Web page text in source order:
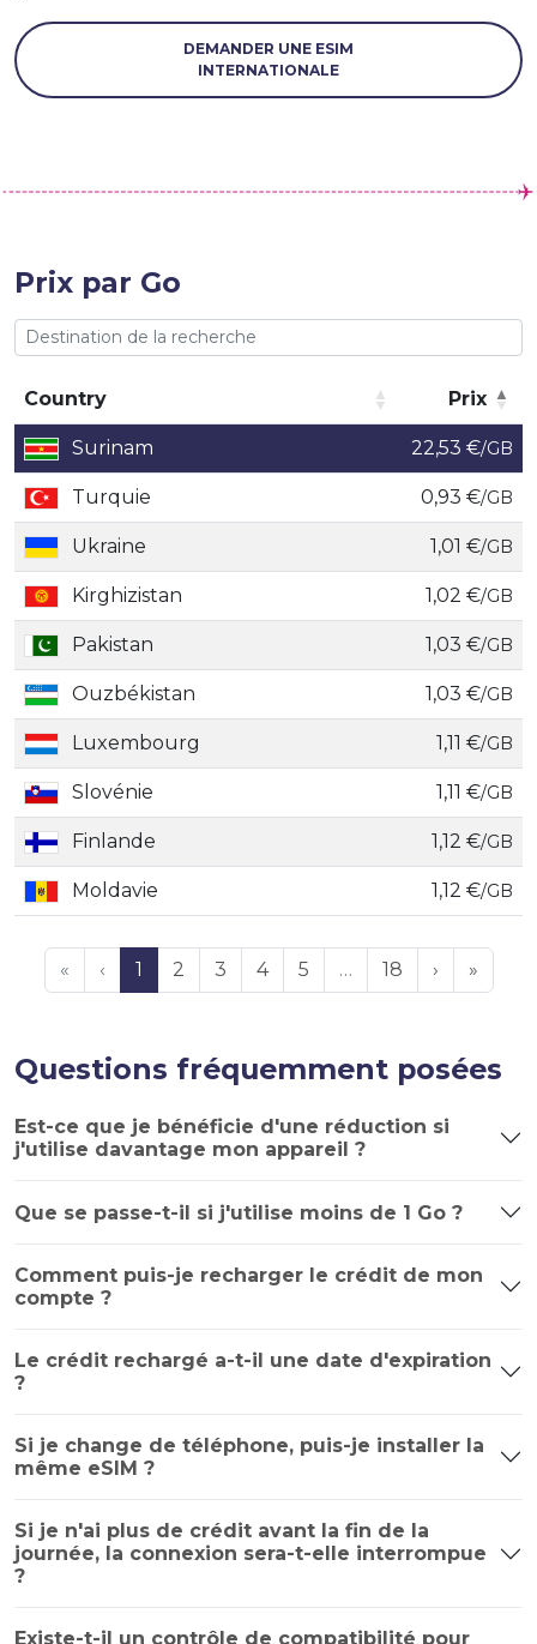
DEMANDER UNE ESIM
INTERNATIONALE
Prix par Go
Country
Prix
Country
Prix
Surinam 22,53 €/GB
Turquie 0,93 €/GB
Ukraine 1,01 €/GB
Kirghizistan 1,02 €/GB
Pakistan 1,03 €/GB
Ouzbékistan 1,03 €/GB
Luxembourg 1,11 €/GB
Slovénie 1,11 €/GB
Finlande 1,12 €/GB
Moldavie 1,12 €/GB
« ‹ 1 2 3 4 5 … 18 › »
Questions fréquemment posées
Est-ce que je bénéficie d'une réduction si
j'utilise davantage mon appareil ?
Que se passe-t-il si j'utilise moins de 1 Go ?
Comment puis-je recharger le crédit de mon
compte ?
Le crédit rechargé a-t-il une date d'expiration
?
Si je change de téléphone, puis-je installer la
même eSIM ?
Si je n'ai plus de crédit avant la fin de la
journée, la connexion sera-t-elle interrompue
?
Existe-t-il un contrôle de compatibilité pour